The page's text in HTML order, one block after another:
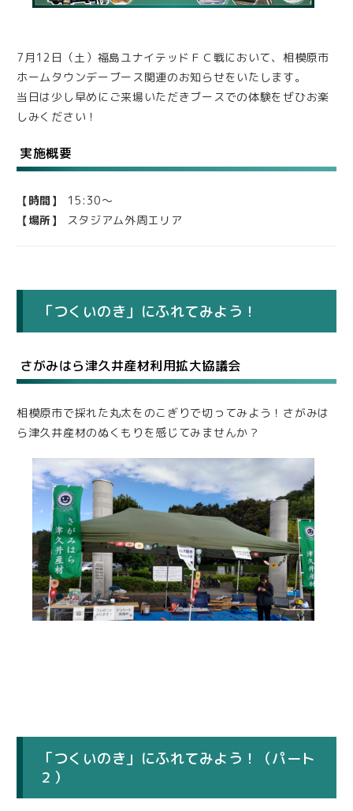
7月12日（土）福島ユナイテッドＦＣ戦において、相模原市
ホームタウンデーブース関連のお知らせをいたします。
当日は少し早めにご来場いただきブースでの体験をぜひお楽
しみください！
実施概要
【時間】
15:30～
【場所】
スタジアム外周エリア
「つくいのき」にふれてみよう！
さがみはら津久井産材利用拡大協議会
相模原市で採れた丸太をのこぎりで切ってみよう！さがみは
ら津久井産材のぬくもりを感じてみませんか？
「つくいのき」にふれてみよう！（パート
２）